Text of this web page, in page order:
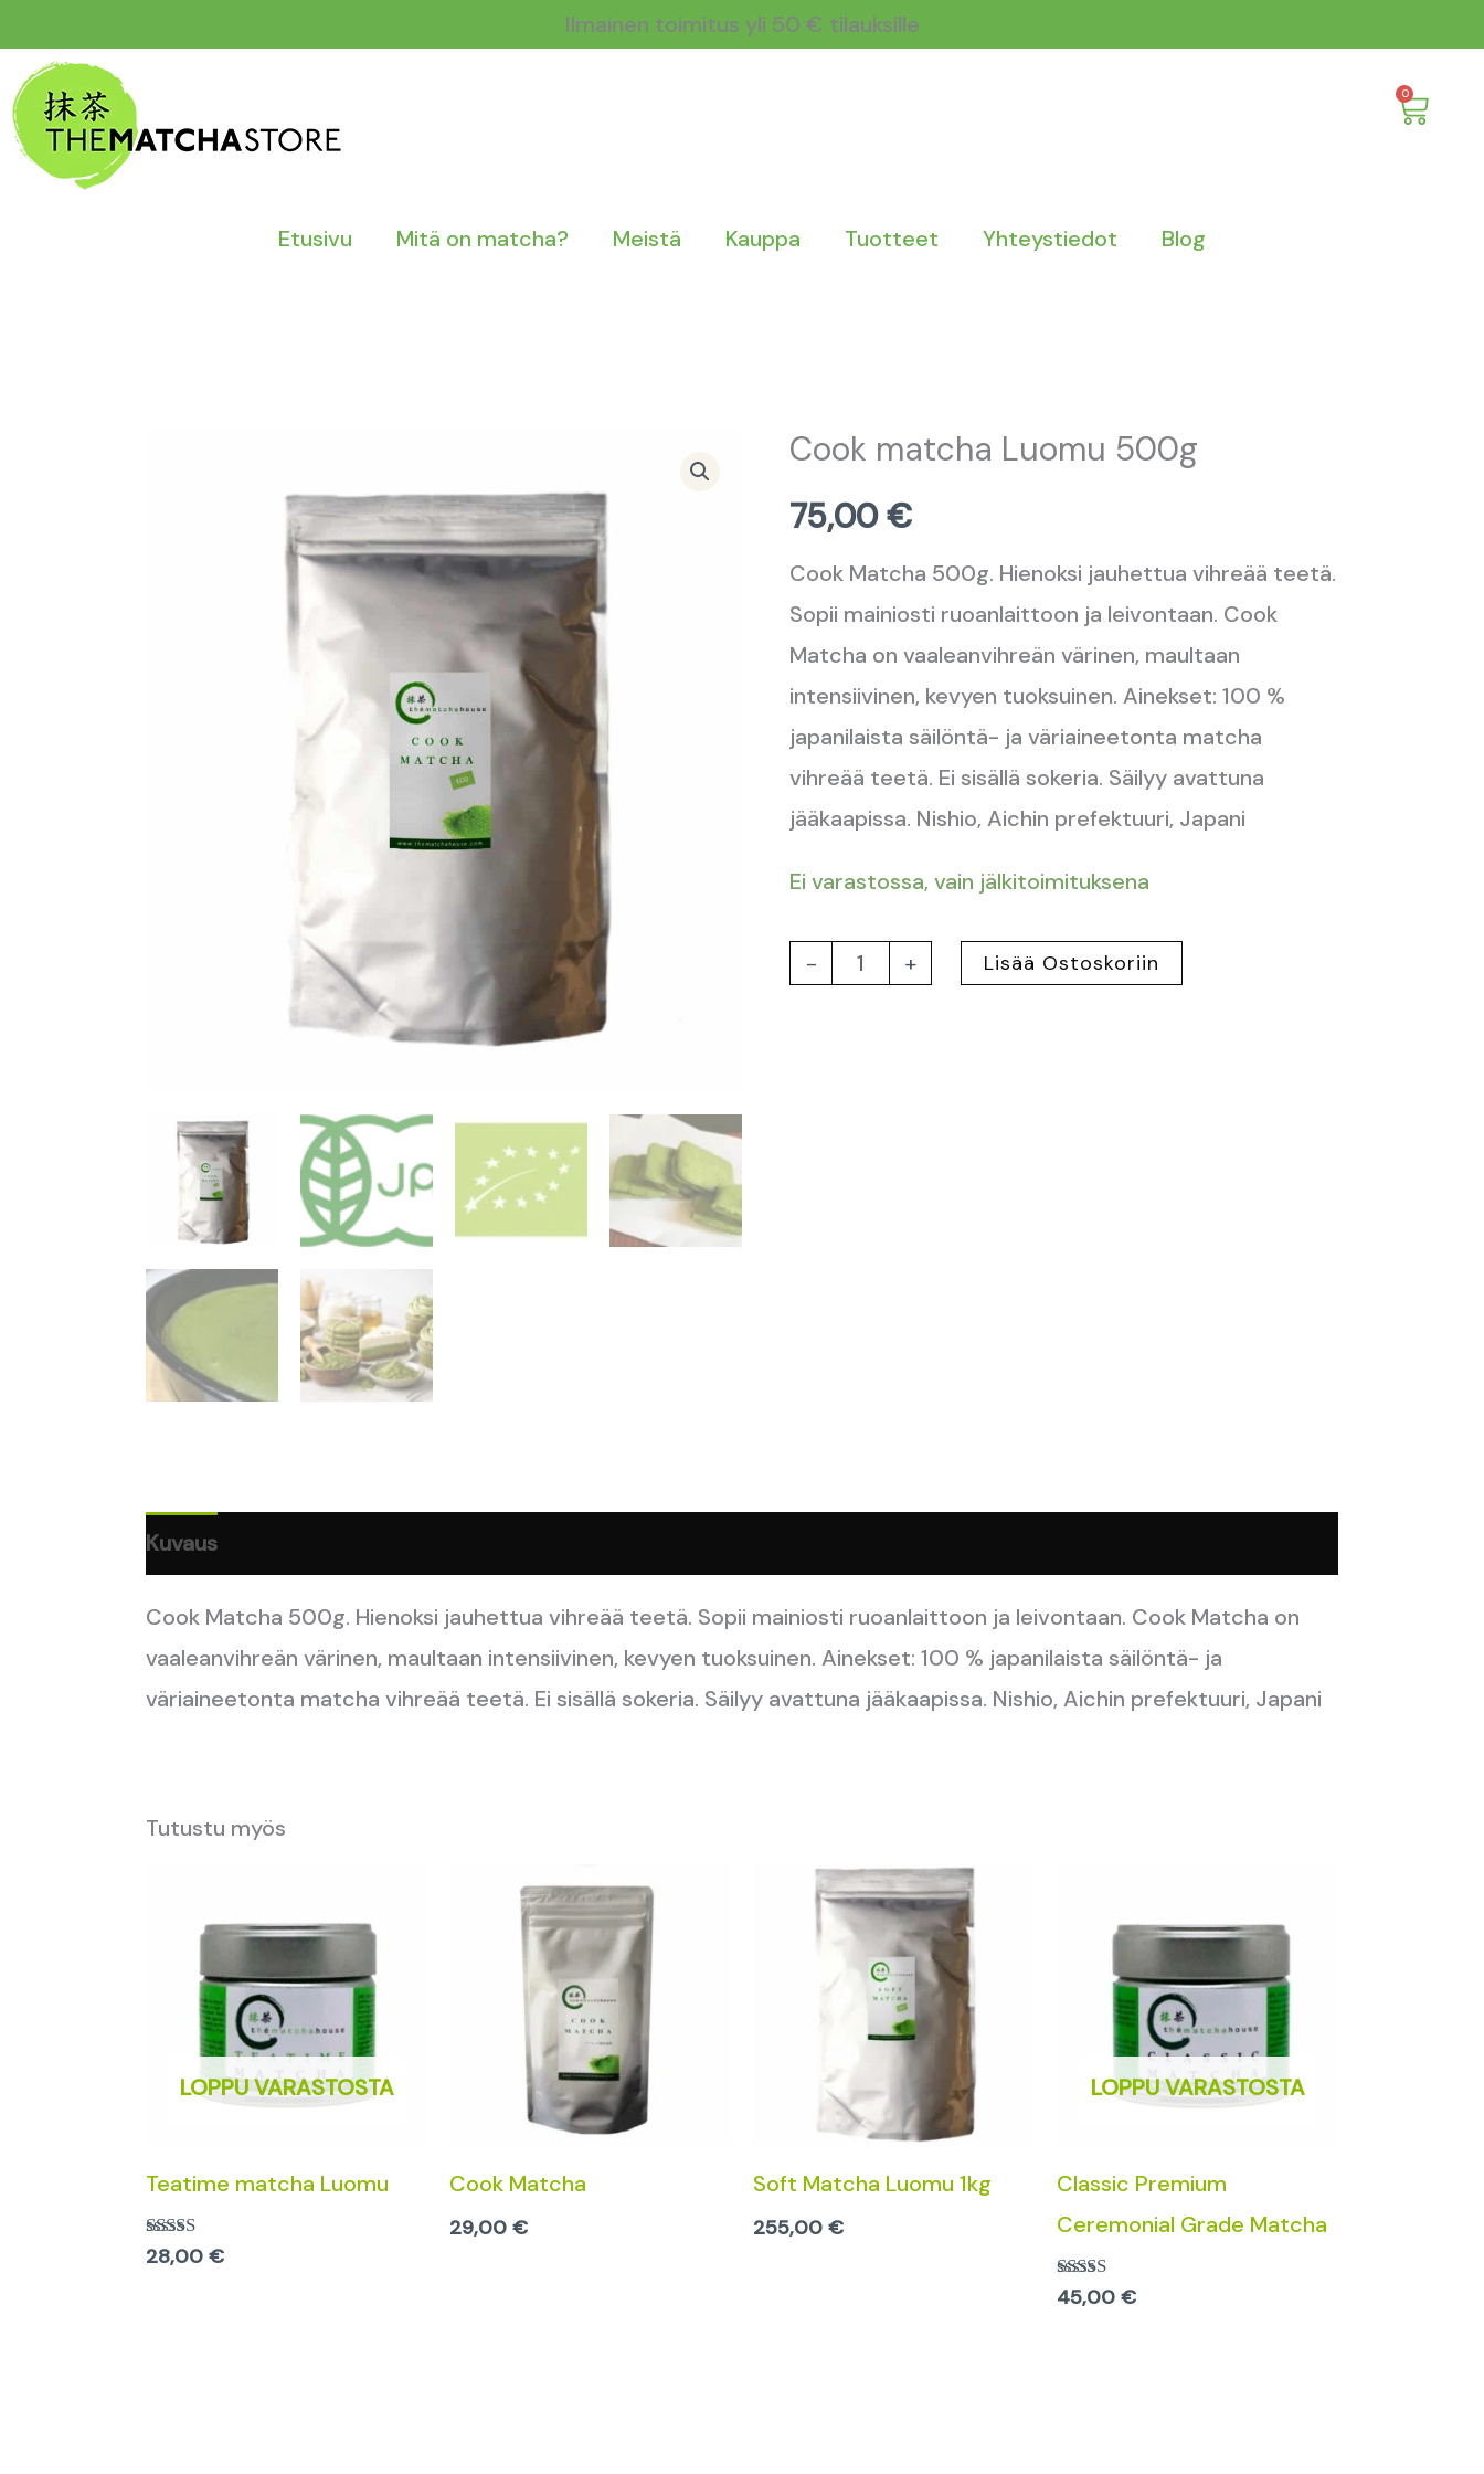
sisältöön
Ilmainen toimitus yli 50 € tilauksille
0
Cart
Etusivu Mitä on matcha? Meistä Kauppa Tuotteet Yhteystiedot Blog
Cook matcha Luomu 500g
75,00€
Cook Matcha 500g. Hienoksi jauhettua vihreää teetä.
Sopii mainiosti ruoanlaittoon ja leivontaan. Cook
Matcha on vaaleanvihreän värinen, maultaan
intensiivinen, kevyen tuoksuinen. Ainekset: 100 %
japanilaista säilöntä- ja väriaineetonta matcha
vihreää teetä. Ei sisällä sokeria. Säilyy avattuna
jääkaapissa. Nishio, Aichin prefektuuri, Japani
Ei varastossa, vain jälkitoimituksena
-
Cook
Luomu
500g
määrä
+ Lisää Ostoskoriin
Kuvaus
Cook Matcha 500g. Hienoksi jauhettua vihreää teetä. Sopii mainiosti ruoanlaittoon ja leivontaan. Cook Matcha on
vaaleanvihreän värinen, maultaan intensiivinen, kevyen tuoksuinen. Ainekset: 100 % japanilaista säilöntä- ja
väriaineetonta matcha vihreää teetä. Ei sisällä sokeria. Säilyy avattuna jääkaapissa. Nishio, Aichin prefektuuri, Japani
Tutustu myös
LOPPU VARASTOSTA
Teatime matcha Luomu
Arvostelu
tuotteesta:
28,00 €
Cook Matcha
29,00 €
Soft Matcha Luomu 1kg
255,00 €
LOPPU VARASTOSTA
Classic Premium
Ceremonial Grade Matcha
Arvostelu
tuotteesta:
45,00 €